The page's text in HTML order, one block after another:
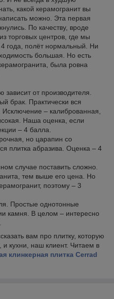
какой керамогранит вы
можно. Эта первая
По качеству, вроде
торговых центров, где мы
года, полёт нормальный. Ни
большая. Но есть
была ровна
от производителя.
брак. Практически вся
– калиброванная,
Наша оценка, если
– 4 балла.
но царапин со
плитка абразива. Оценка – 4
случае поставить сложно.
тем выше его цена. Но
поэтому – 3
Простые однотонные
камня. В целом – интересно
вам про плитку, которую
и кухни, наш клиент. Читаем в
клинкерная плитка Cerrad